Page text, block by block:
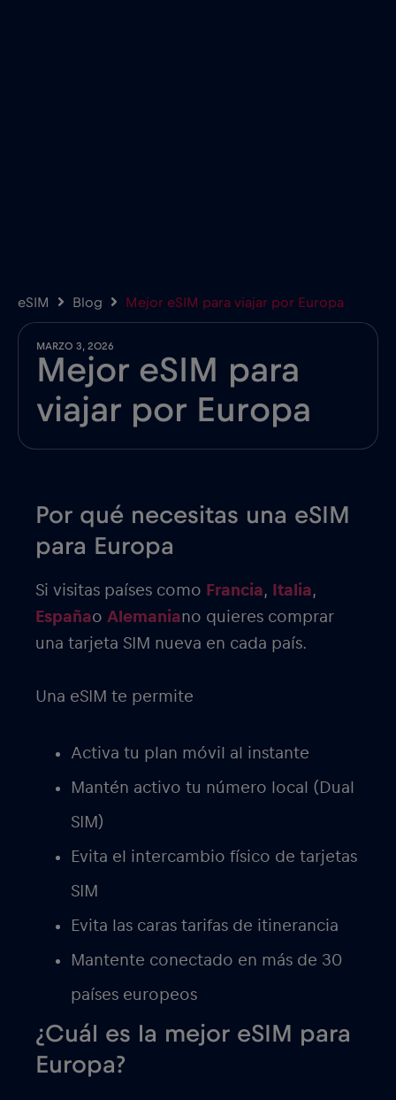
eSIM Blog Mejor eSIM para viajar por Europa
MARZO 3, 2026
Mejor eSIM para
viajar por Europa
Por qué necesitas una eSIM
para Europa
Si visitas países como Francia, Italia,
Españao Alemaniano quieres comprar
una tarjeta SIM nueva en cada país.
Una eSIM te permite
Activa tu plan móvil al instante
Mantén activo tu número local (Dual
SIM)
Evita el intercambio físico de tarjetas
SIM
Evita las caras tarifas de itinerancia
Mantente conectado en más de 30
países europeos
¿Cuál es la mejor eSIM para
Europa?